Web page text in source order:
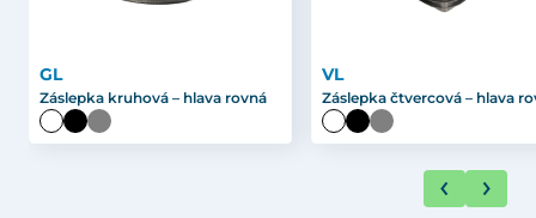
GL
Záslepka kruhová – hlava rovná
VL
Záslepka čtvercová – hlava